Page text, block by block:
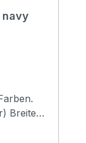
navy